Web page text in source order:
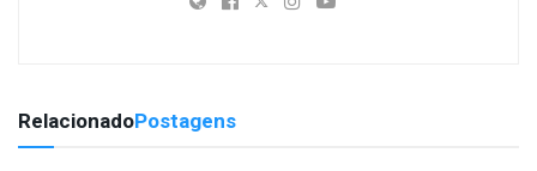
RelacionadoPostagens